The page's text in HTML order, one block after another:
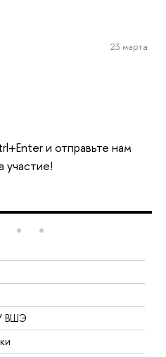
23 марта
и отправьте нам
участие!
ВШЭ